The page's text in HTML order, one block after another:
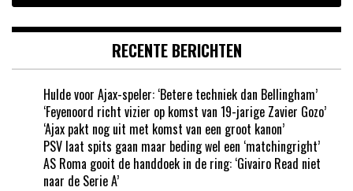
RECENTE BERICHTEN
Hulde voor Ajax-speler: ‘Betere techniek dan Bellingham’
‘Feyenoord richt vizier op komst van 19-jarige Zavier Gozo’
‘Ajax pakt nog uit met komst van een groot kanon’
PSV laat spits gaan maar beding wel een ‘matchingright’
AS Roma gooit de handdoek in de ring: ‘Givairo Read niet
naar de Serie A’